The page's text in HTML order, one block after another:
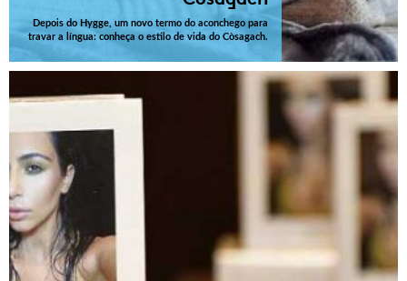
Depois do Hygge, um novo termo do aconchego para
travar a língua: conheça o estilo de vida do Còsagach.